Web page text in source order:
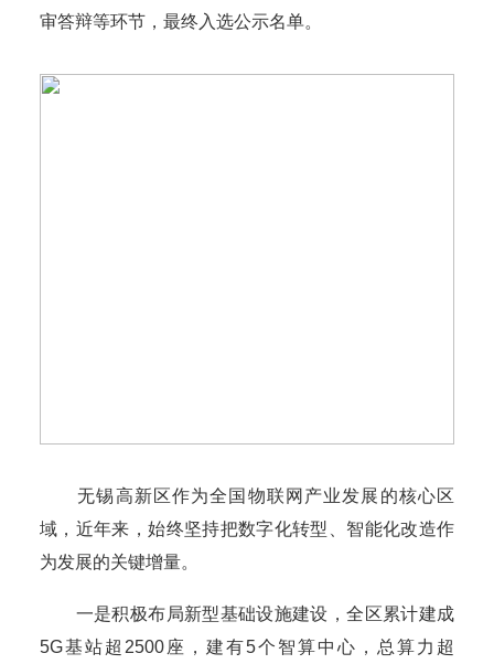
审答辩等环节，最终入选公示名单。
无锡高新区作为全国物联网产业发展的核心区
域，近年来，始终坚持把数字化转型、智能化改造作
为发展的关键增量。
一是积极布局新型基础设施建设，全区累计建成
5G基站超2500座，建有5个智算中心，总算力超